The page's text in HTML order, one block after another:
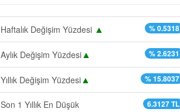
% 0.5318
Haftalık Değişim Yüzdesi ▲
% 2.6231
Aylık Değişim Yüzdesi▲
% 15.8037
Yıllık Değişim Yüzdesi▲
6.3127 TL
Son 1 Yıllık En Düşük